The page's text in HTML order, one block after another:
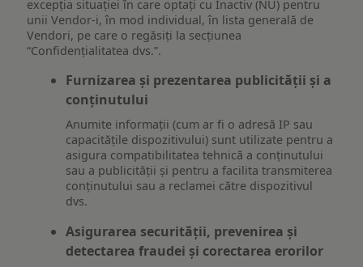
excepția situației în care optați cu Inactiv (NU) pentru
unii Vendor-i, în mod individual, în lista generală de
Vendori, pe care o regăsiți la secțiunea
“Confidențialitatea dvs.”.
Furnizarea și prezentarea publicității și a
conținutului
Anumite informații (cum ar fi o adresă IP sau
capacitățile dispozitivului) sunt utilizate pentru a
asigura compatibilitatea tehnică a conținutului
sau a publicității și pentru a facilita transmiterea
conținutului sau a reclamei către dispozitivul
dvs.
Asigurarea securității, prevenirea și
detectarea fraudei și corectarea erorilor